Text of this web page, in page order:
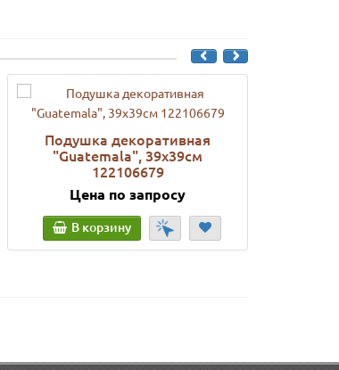
Подушка декоративная
"Guatemala", 39х39см
122106679
Цена по запросу
В корзину